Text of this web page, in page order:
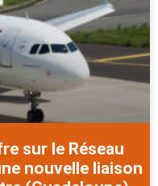
sur le Réseau
nouvelle liaison